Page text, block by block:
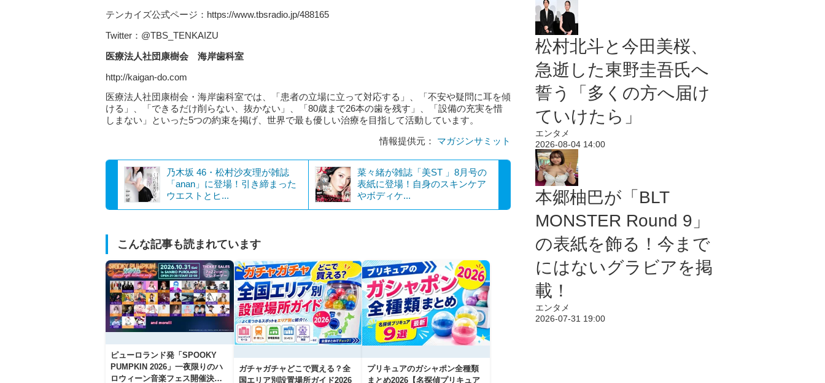
テンカイズ公式ページ：https://www.tbsradio.jp/488165
Twitter：@TBS_TENKAIZU
医療法人社団康樹会 海岸歯科室
http://kaigan-do.com
医療法人社団康樹会・海岸歯科室では、「患者の立場に立って対応する」、「不安や疑問に耳を傾
ける」、「できるだけ削らない、抜かない」、「80歳まで26本の歯を残す」、「設備の充実を惜
しまない」といった5つの約束を掲げ、世界で最も優しい治療を目指して活動しています。
情報提供元： マガジンサミット
乃木坂 46・松村沙友理が雑誌
「anan」に登場！引き締まった
ウエストとヒ...
菜々緒が雑誌「美ST 」8月号の
表紙に登場！自身のスキンケア
やボディケ...
こんな記事も読まれています
ピューロランド発「SPOOKY
PUMPKIN 2026」一夜限りのハ
ロウィーン音楽フェス開催決
ガチャガチャどこで買える？全
国エリア別設置場所ガイド2026
プリキュアのガシャポン全種類
まとめ2026【名探偵プリキュア
松村北斗と今田美桜、
急逝した東野圭吾氏へ
誓う「多くの方へ届け
ていけたら」
エンタメ
2026-08-04 14:00
本郷柚巴が「BLT
MONSTER Round 9」
の表紙を飾る！今まで
にはないグラビアを掲
載！
エンタメ
2026-07-31 19:00